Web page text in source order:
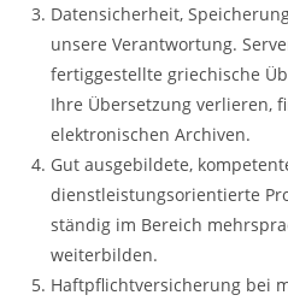
Datensicherheit,
unsere Verantwortung.
fertiggestellte griechische
Ihre Übersetzung verlieren,
elektronischen Archiven.
Gut ausgebildete,
dienstleistungsorientierte
ständig im Bereich
weiterbilden.
Haftpflichtversicherung bei